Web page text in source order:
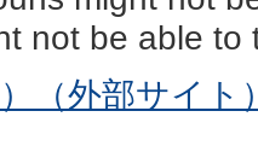
not be able to
（外部サイト